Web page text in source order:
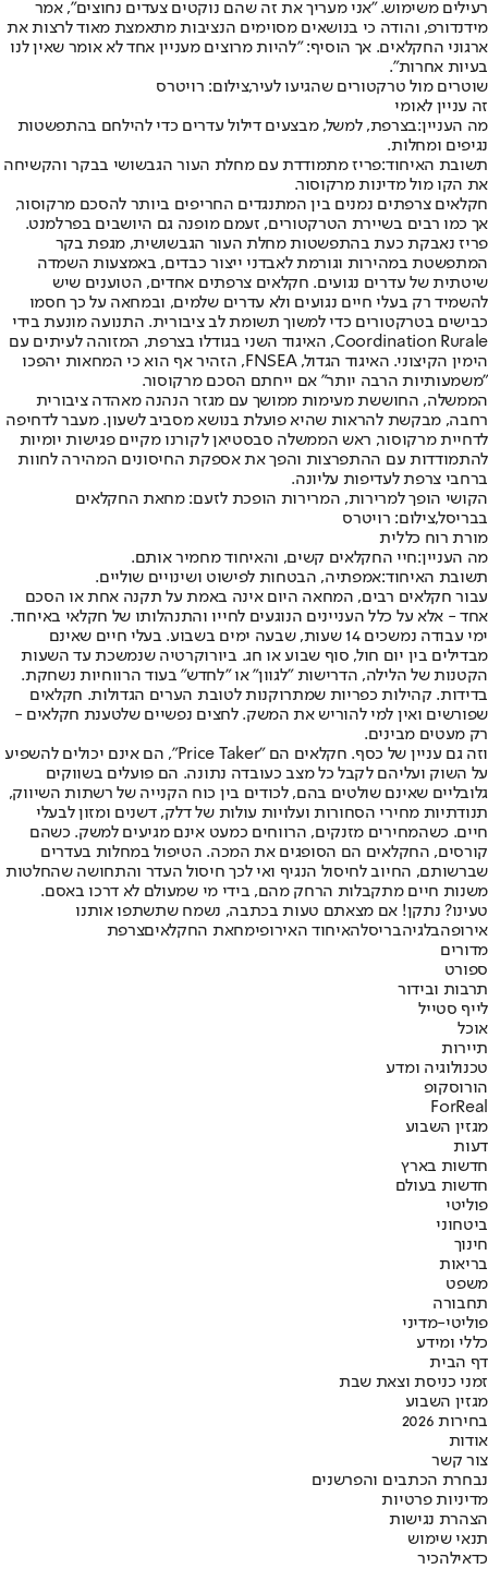
רעילים משימוש. "אני מעריך את זה שהם נוקטים צעדים נחוצים", אמר
מידנדורפ, והודה כי בנושאים מסוימים הנציבות מתאמצת מאוד לרצות את
ארגוני החקלאים. אך הוסיף: "להיות מרוצים מעניין אחד לא אומר שאין לנו
בעיות אחרות".
שוטרים מול טרקטורים שהגיעו לעיר,צילום: רויטרס
זה עניין לאומי
מה העניין:בצרפת, למשל, מבצעים דילול עדרים כדי להילחם בהתפשטות
נגיפים ומחלות.
תשובת האיחוד:פריז מתמודדת עם מחלת העור הגבשושי בבקר והקשיחה
את הקו מול מדינות מרקוסור.
חקלאים צרפתים נמנים בין המתנגדים החריפים ביותר להסכם מרקוסור,
אך כמו רבים בשיירת הטרקטורים, זעמם מופנה גם היושבים בפרלמנט.
פריז נאבקת כעת בהתפשטות מחלת העור הגבשושית, מגפת בקר
המתפשטת במהירות וגורמת לאבדני ייצור כבדים, באמצעות השמדה
שיטתית של עדרים נגועים. חקלאים צרפתים אחדים, הטוענים שיש
להשמיד רק בעלי חיים נגועים ולא עדרים שלמים, ובמחאה על כך חסמו
כבישים בטרקטורים כדי למשוך תשומת לב ציבורית. התנועה מונעת בידי
Coordination Rurale, האיגוד השני בגודלו בצרפת, המזוהה לעיתים עם
הימין הקיצוני. האיגוד הגדול, FNSEA, הזהיר אף הוא כי המחאות יהפכו
"משמעותיות הרבה יותר" אם ייחתם הסכם מרקוסור.
הממשלה, החוששת מעימות ממושך עם מגזר הנהנה מאהדה ציבורית
רחבה, מבקשת להראות שהיא פועלת בנושא מסביב לשעון. מעבר לדחיפה
לדחיית מרקוסור, ראש הממשלה סבסטיאן לקורנו מקיים פגישות יומיות
להתמודדות עם ההתפרצות והפך את אספקת החיסונים המהירה לחוות
ברחבי צרפת לעדיפות עליונה.
הקושי הופך למרירות, המרירות הופכת לזעם: מחאת החקלאים
בבריסל,צילום: רויטרס
מורת רוח כללית
מה העניין:חיי החקלאים קשים, והאיחוד מחמיר אותם.
תשובת האיחוד:אמפתיה, הבטחות לפישוט ושינויים שוליים.
עבור חקלאים רבים, המחאה היום אינה באמת על תקנה אחת או הסכם
אחד - אלא על כלל העניינים הנוגעים לחייו והתנהלותו של חקלאי באיחוד.
ימי עבודה נמשכים 14 שעות, שבעה ימים בשבוע. בעלי חיים שאינם
מבדילים בין יום חול, סוף שבוע או חג. ביורוקרטיה שנמשכת עד השעות
הקטנות של הלילה, הדרישות "לגוון" או "לחדש" בעוד הרווחיות נשחקת.
בדידות. קהילות כפריות שמתרוקנות לטובת הערים הגדולות. חקלאים
שפורשים ואין למי להוריש את המשק. לחצים נפשיים שלטענת חקלאים -
רק מעטים מבינים.
וזה גם עניין של כסף. חקלאים הם "Price Taker", הם אינם יכולים להשפיע
על השוק ועליהם לקבל כל מצב כעובדה נתונה. הם פועלים בשווקים
גלובליים שאינם שולטים בהם, לכודים בין כוח הקנייה של רשתות השיווק,
תנודתיות מחירי הסחורות ועלויות עולות של דלק, דשנים ומזון לבעלי
חיים. כשהמחירים מזנקים, הרווחים כמעט אינם מגיעים למשק. כשהם
קורסים, החקלאים הם הסופגים את המכה. הטיפול במחלות בעדרים
שברשותם, החיוב לחיסול הנגיף ואי לכך חיסול העדר והתחושה שהחלטות
משנות חיים מתקבלות הרחק מהם, בידי מי שמעולם לא דרכו באסם.
טעינו? נתקן! אם מצאתם טעות בכתבה, נשמח שתשתפו אותנו
אירופהבלגיהבריסלהאיחוד האירופימחאת החקלאיםצרפת
מדורים
ספורט
תרבות ובידור
לייף סטייל
אוכל
תיירות
טכנולוגיה ומדע
הורוסקופ
ForReal
מגזין השבוע
דעות
חדשות בארץ
חדשות בעולם
פוליטי
ביטחוני
חינוך
בריאות
משפט
תחבורה
פוליטי-מדיני
כללי ומידע
דף הבית
זמני כניסת וצאת שבת
מגזין השבוע
בחירות 2026
אודות
צור קשר
נבחרת הכתבים והפרשנים
מדיניות פרטיות
הצהרת נגישות
תנאי שימוש
כדאילהכיר